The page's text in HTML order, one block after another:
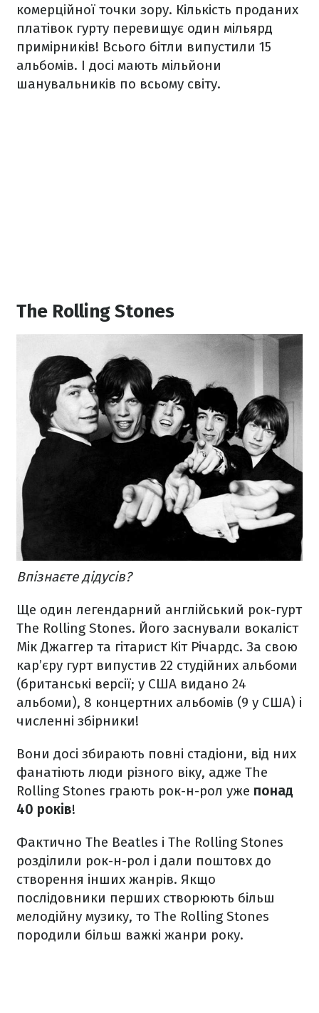
комерційної точки зору. Кількість проданих
платівок гурту перевищує один мільярд
примірників! Всього бітли випустили 15
альбомів. І досі мають мільйони
шанувальників по всьому світу.
The Rolling Stones
Впізнаєте дідусів?
Ще один легендарний англійський рок-гурт
The Rolling Stones. Його заснували вокаліст
Мік Джаггер та гітарист Кіт Річардс. За свою
кар’єру гурт випустив 22 студійних альбоми
(британські версії; у США видано 24
альбоми), 8 концертних альбомів (9 у США) і
численні збірники!
Вони досі збирають повні стадіони, від них
фанатіють люди різного віку, адже The
Rolling Stones грають рок-н-рол уже понад
40 років!
Фактично The Beatles і The Rolling Stones
розділили рок-н-рол і дали поштовх до
створення інших жанрів. Якщо
послідовники перших створюють більш
мелодійну музику, то The Rolling Stones
породили більш важкі жанри року.